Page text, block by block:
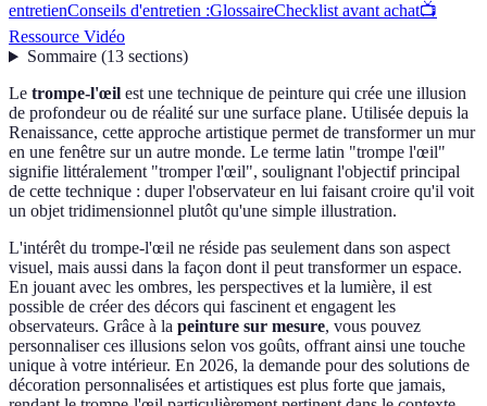
entretienConseils d'entretien :GlossaireChecklist avant achat📺
Ressource Vidéo
Sommaire(13 sections)
Le trompe-l'œil est une technique de peinture qui crée une illusion
de profondeur ou de réalité sur une surface plane. Utilisée depuis la
Renaissance, cette approche artistique permet de transformer un mur
en une fenêtre sur un autre monde. Le terme latin "trompe l'œil"
signifie littéralement "tromper l'œil", soulignant l'objectif principal
de cette technique : duper l'observateur en lui faisant croire qu'il voit
un objet tridimensionnel plutôt qu'une simple illustration.
L'intérêt du trompe-l'œil ne réside pas seulement dans son aspect
visuel, mais aussi dans la façon dont il peut transformer un espace.
En jouant avec les ombres, les perspectives et la lumière, il est
possible de créer des décors qui fascinent et engagent les
observateurs. Grâce à la peinture sur mesure, vous pouvez
personnaliser ces illusions selon vos goûts, offrant ainsi une touche
unique à votre intérieur. En 2026, la demande pour des solutions de
décoration personnalisées et artistiques est plus forte que jamais,